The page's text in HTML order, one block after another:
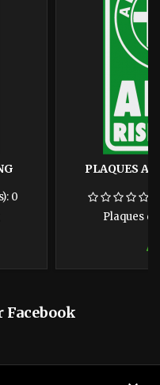
0
PLAQUES
Plaques
Facebook